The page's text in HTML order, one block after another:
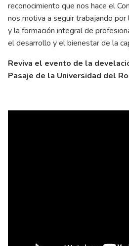
reconocimiento que nos hace el
nos motiva a seguir trabajando por
y la formación integral de
el desarrollo y el bienestar de la
Reviva el evento de la
Pasaje de la Universidad del